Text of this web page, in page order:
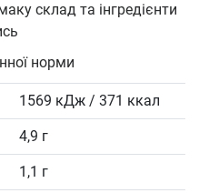
склад та інгредієнти
норми
1569 кДж / 371 ккал
4,9 г
1,1 г